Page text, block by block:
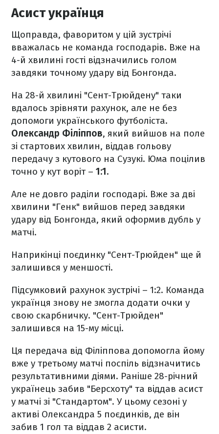
Асист українця
Щоправда, фаворитом у цій зустрічі
вважалась не команда господарів. Вже на
4-й хвилині гості відзначились голом
завдяки точному удару від Бонгонда.
На 28-й хвилині "Сент-Трюйдену" таки
вдалось зрівняти рахунок, але не без
допомоги українського футболіста.
Олександр Філіппов, який вийшов на поле
зі стартових хвилин, віддав гольову
передачу з кутового на Сузукі. Юма поцілив
точно у кут воріт – 1:1.
Але не довго раділи господарі. Вже за дві
хвилини "Генк" вийшов перед завдяки
удару від Бонгонда, який оформив дубль у
матчі.
Наприкінці поєдинку "Сент-Трюйден" ще й
залишився у меншості.
Підсумковий рахунок зустрічі – 1:2. Команда
українця знову не змогла додати очки у
свою скарбничку. "Сент-Трюйден"
залишився на 15-му місці.
Ця передача від Філіппова допомогла йому
вже у третьому матчі поспіль відзначитись
результативними діями. Раніше 28-річний
українець забив "Берсхоту" та віддав асист
у матчі зі "Стандартом". У цьому сезоні у
активі Олександра 5 поєдинків, де він
забив 1 гол та віддав 2 асисти.